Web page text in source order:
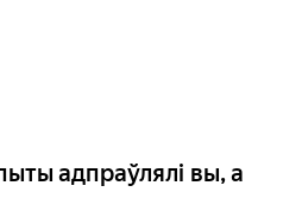
адпраўлялі вы, а